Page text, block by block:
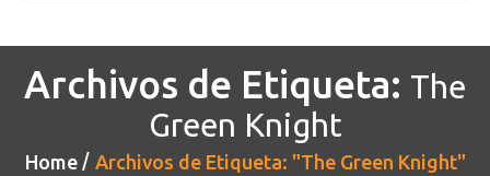
Archivos de Etiqueta: The
Green Knight
Home Archivos de Etiqueta: "The Green Knight"